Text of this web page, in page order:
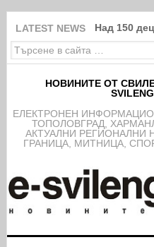
LATEST NEWS Над 150
НОВИНИТЕ ОТ
EЛЕКТРОНЕН
ТОПОЛОВГРАД,
АКТУАЛНИ РЕГИОНАЛНИ
ГРАНИЦА, МИТНИЦА,